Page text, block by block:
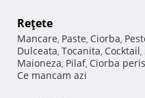
Reţete
Mancare, Paste, Ciorba,
Dulceata, Tocanita, Cocktail,
Maioneza, Pilaf, Ciorba
Ce mancam azi